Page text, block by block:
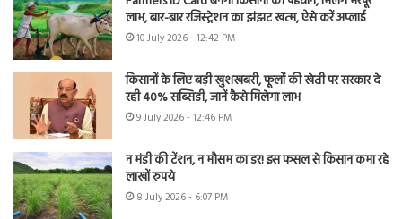
लाभ, बार-बार रजिस्ट्रेशन का झंझट खत्म, ऐसे करें अप्लाई
10 July 2026 - 12:42 PM
किसानों के लिए बड़ी खुशखबरी, फूलों की खेती पर सरकार दे
रही 40% सब्सिडी, जानें कैसे मिलेगा लाभ
9 July 2026 - 12:46 PM
न मंडी की टेंशन, न मौसम का डर! इस फसल से किसान कमा रहे
लाखों रुपये
8 July 2026 - 6:07 PM